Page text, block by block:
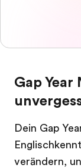
Gap Year
Dein Gap
verändern,